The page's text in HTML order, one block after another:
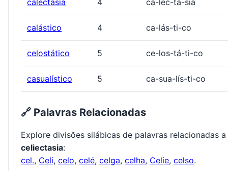
calectásia 4 ca-lec-tá-sia
calástico 4 ca-lás-ti-co
celostático 5 ce-los-tá-ti-co
casualístico 5 ca-sua-lís-ti-co
🔗 Palavras Relacionadas
Explore divisões silábicas de palavras relacionadas a
celiectasia:
cel., Celi, celo, celé, celga, celha, Celie, celso.